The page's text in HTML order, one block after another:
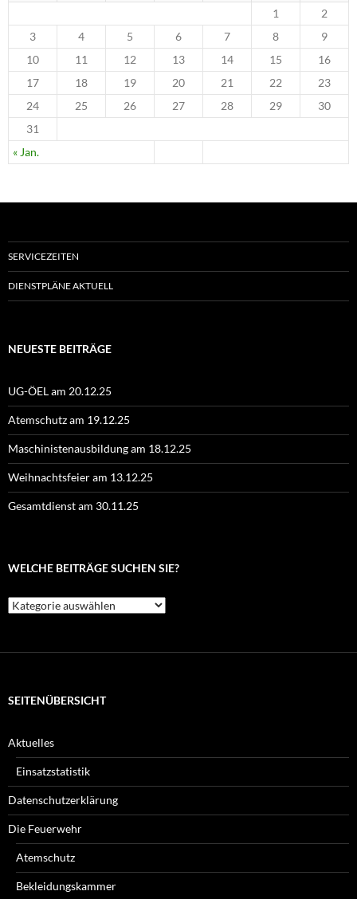
« Jan.
1
2
3
4 5 6 7 8
9
10
11 12 13 14 15
16
17
18 19 20 21 22
23
24
25 26 27 28 29
30
31
SERVICEZEITEN
DIENSTPLÄNE AKTUELL
NEUESTE BEITRÄGE
UG-ÖEL am 20.12.25
Atemschutz am 19.12.25
Maschinistenausbildung am 18.12.25
Weihnachtsfeier am 13.12.25
Gesamtdienst am 30.11.25
WELCHE BEITRÄGE SUCHEN SIE?
Welche
Beiträge
SEITENÜBERSICHT
Aktuelles
Einsatzstatistik
Datenschutzerklärung
Die Feuerwehr
Atemschutz
Bekleidungskammer